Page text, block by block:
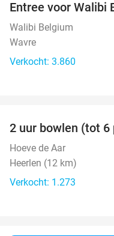
Entree voor Walibi
Walibi Belgium
Wavre
Verkocht: 3.860
2 uur bowlen (tot 6
Hoeve de Aar
Heerlen (12 km)
Verkocht: 1.273